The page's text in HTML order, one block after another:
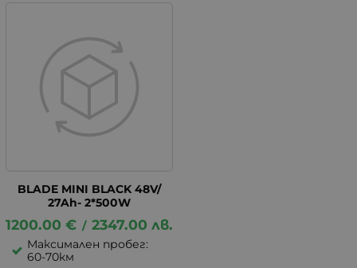
BLADE MINI BLACK 48V/
27Ah- 2*500W
1200.00 € / 2347.00 лв.
Максимален пробег:
60-70км